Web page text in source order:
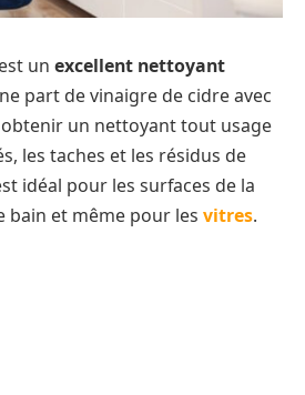
un excellent nettoyant
part de vinaigre de cidre avec
obtenir un nettoyant tout usage
les taches et les résidus de
idéal pour les surfaces de la
bain et même pour les vitres.